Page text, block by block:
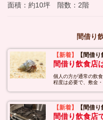
面積：約10坪 階数：2階
間借り
【新着】 【間借
間借り飲食店
個人の方が通常の飲
程度は必要で、敷金
【新着】 【間借
間借り飲食店